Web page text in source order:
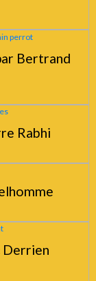
Bertrand
Rabhi
Derrien